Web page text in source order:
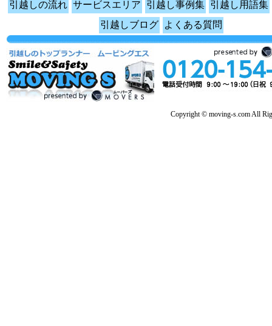
引越しの流れ サービスエリア 引越し事例集 引越し用語集
引越しブログ
よくある質問
Copyright © moving-s.com All